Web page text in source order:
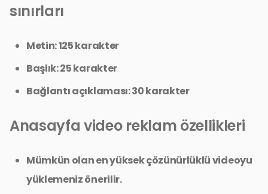
sınırları
Metin: 125 karakter
Başlık: 25 karakter
Bağlantı açıklaması: 30 karakter
Anasayfa video reklam özellikleri
Mümkün olan en yüksek çözünürlüklü videoyu
yüklemeniz önerilir.